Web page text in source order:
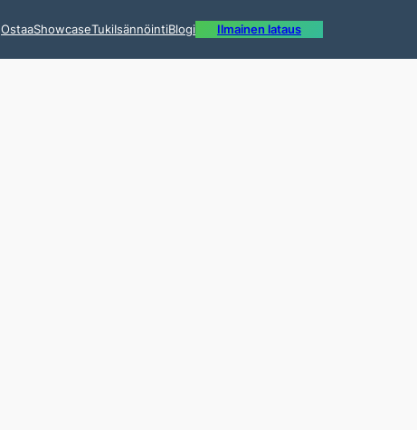
OstaaShowcaseTukiIsännöintiBlogi Ilmainen lataus